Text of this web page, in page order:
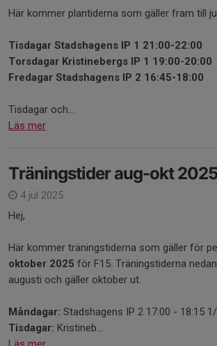
Här kommer plantiderna som gäller fram till
Tisdagar Stadshagens IP 1 21:00-22:00
Torsdagar Kristinebergs IP 1 19:00-20:00
Fredagar Stadshagens IP 2 16:45-18:00
Tisdagar och...
Läs mer
Träningstider aug-okt 2025
4 jul 2025
Hej,
Här kommer träningstiderna som gäller för
oktober 2025 för F15. Träningstiderna
augusti och gäller oktober ut.
Måndagar: Stadshagens IP 2 17:00 - 18:15
Tisdagar: Kristineb...